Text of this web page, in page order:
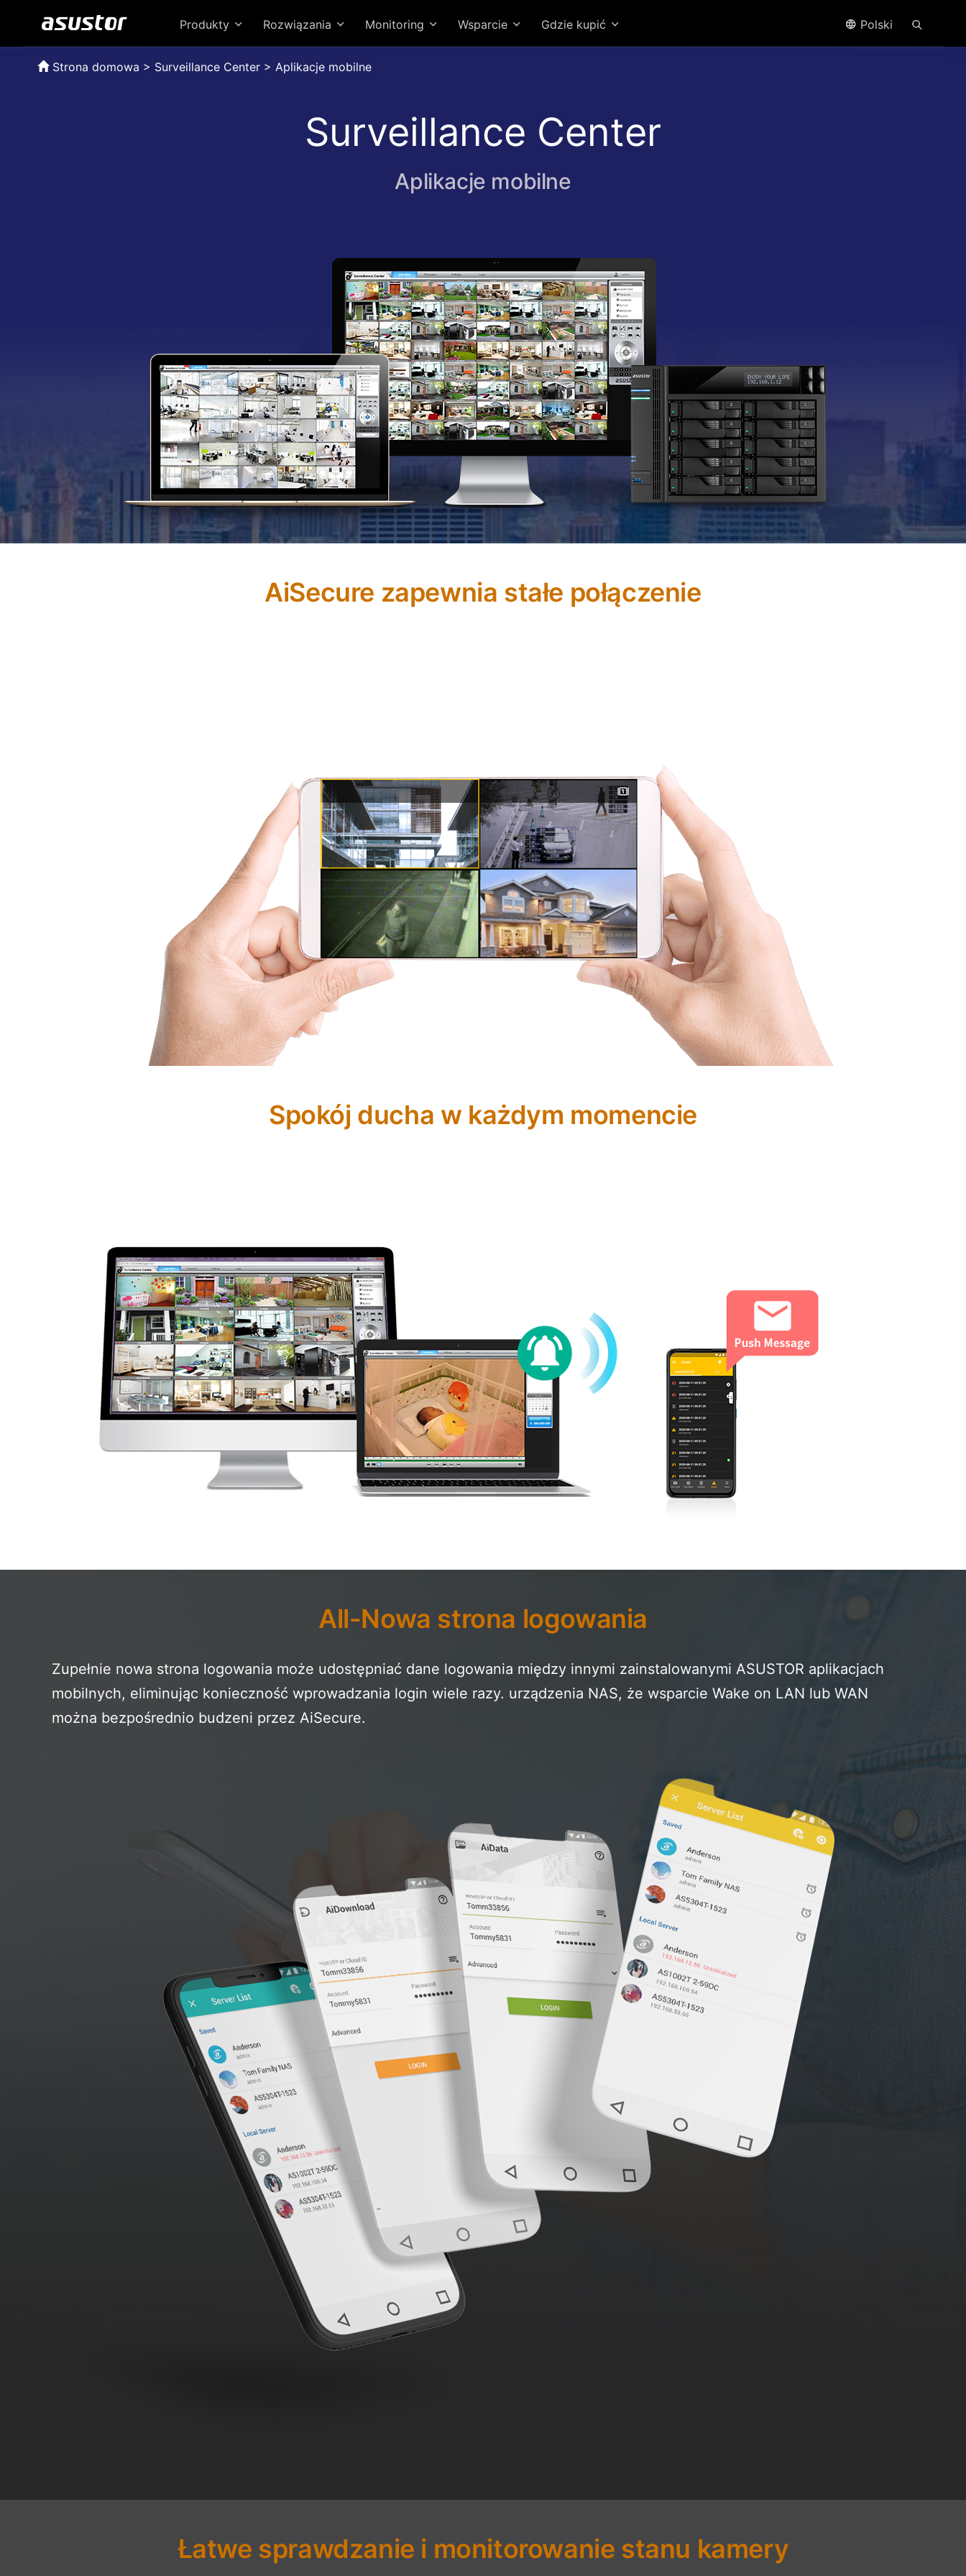
Produkty Rozwiązania Monitoring Wsparcie Gdzie kupić Polski
Strona domowa > Surveillance Center > Aplikacje mobilne
Surveillance Center
Aplikacje mobilne
AiSecure zapewnia stałe połączenie
Spokój ducha w każdym momencie
All-Nowa strona logowania
Zupełnie nowa strona logowania może udostępniać dane logowania między innymi zainstalowanymi ASUSTOR aplikacjach
mobilnych, eliminując konieczność wprowadzania login wiele razy. urządzenia NAS, że wsparcie Wake on LAN lub WAN
można bezpośrednio budzeni przez AiSecure.
Łatwe sprawdzanie i monitorowanie stanu kamery